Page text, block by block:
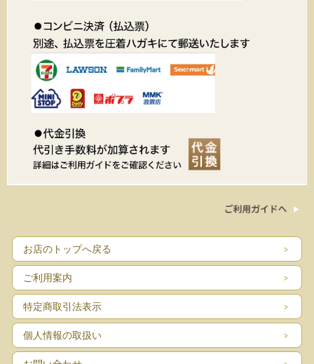
お店のトップへ戻る
ご利用案内
特定商取引法表示
個人情報の取扱い